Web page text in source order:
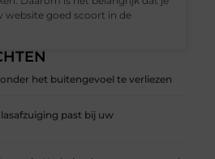
het buitengevoel te verliezen
past bij uw
website goed scoort in de